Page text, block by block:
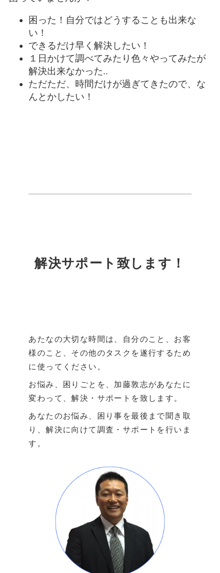
解決サポート致します！
あたなの大切な時間は、自分のこと、お客
様のこと、その他のタスクを遂行するため
に使ってください。
お悩み、困りごとを、加藤敦志があなたに
変わって、解決・サポートを致します。
あなたのお悩み、困り事を最後まで聞き取
り、解決に向けて調査・サポートを行いま
す。